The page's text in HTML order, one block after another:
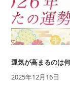
運気が高まるのは
2025年12月16日